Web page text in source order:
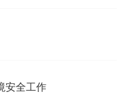
安全工作